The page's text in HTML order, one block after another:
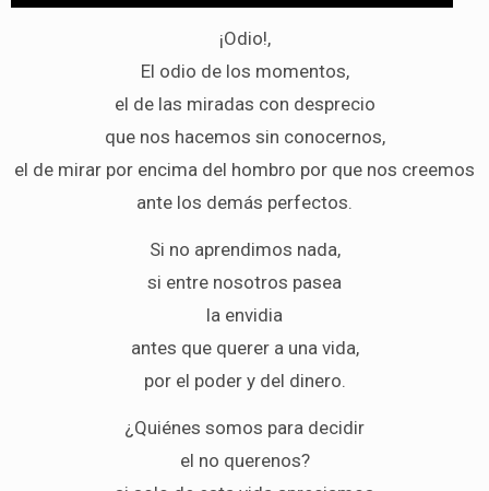
¡Odio!,
El odio de los momentos,
el de las miradas con desprecio
que nos hacemos sin conocernos,
el de mirar por encima del hombro por que nos creemos
ante los demás perfectos.
Si no aprendimos nada,
si entre nosotros pasea
la envidia
antes que querer a una vida,
por el poder y del dinero.
¿Quiénes somos para decidir
el no querenos?